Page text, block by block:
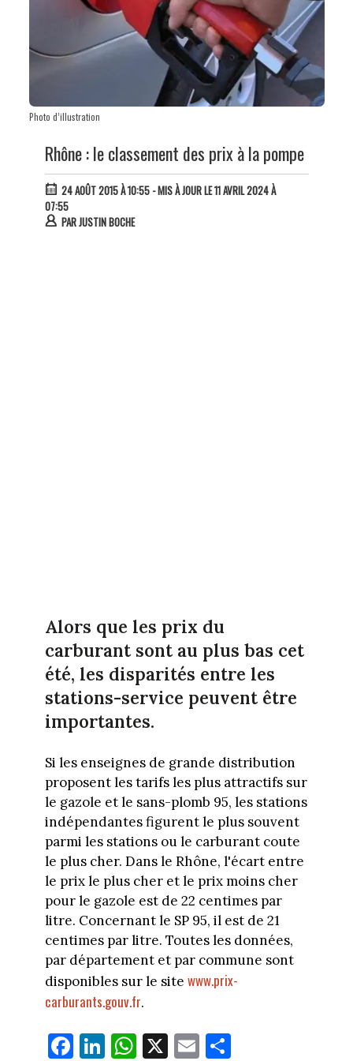
Photo d’illustration
Rhône : le classement des prix à la pompe
24 AOÛT 2015 À 10:55- MIS À JOUR LE 11 AVRIL 2024 À
07:55
PARJUSTIN BOCHE
Alors que les prix du
carburant sont au plus bas cet
été, les disparités entre les
stations-service peuvent être
importantes.
Si les enseignes de grande distribution
proposent les tarifs les plus attractifs sur
le gazole et le sans-plomb 95, les stations
indépendantes figurent le plus souvent
parmi les stations ou le carburant coute
le plus cher. Dans le Rhône, l'écart entre
le prix le plus cher et le prix moins cher
pour le gazole est de 22 centimes par
litre. Concernant le SP 95, il est de 21
centimes par litre. Toutes les données,
par département et par commune sont
disponibles sur le site www.prix-
carburants.gouv.fr.
Fa Li W X E Pa